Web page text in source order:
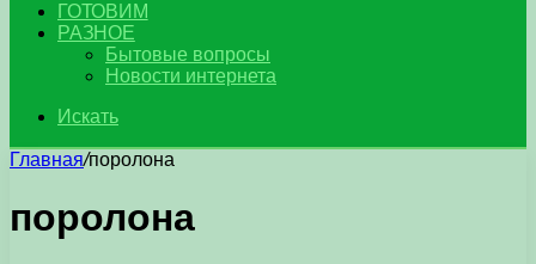
ГОТОВИМ
РАЗНОЕ
Бытовые вопросы
Новости интернета
Искать
Главная/поролона
поролона